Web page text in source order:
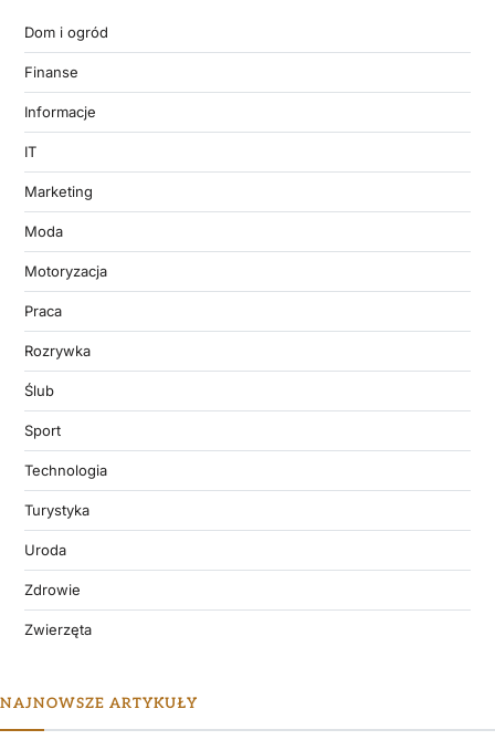
Dom i ogród
Finanse
Informacje
IT
Marketing
Moda
Motoryzacja
Praca
Rozrywka
Ślub
Sport
Technologia
Turystyka
Uroda
Zdrowie
Zwierzęta
NAJNOWSZE ARTYKUŁY